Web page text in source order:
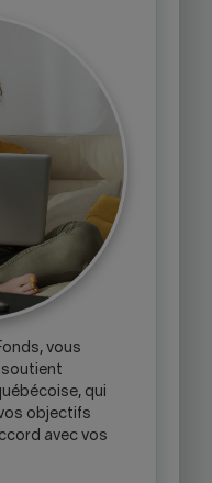
vous
soutient
qui
objectifs
avec vos